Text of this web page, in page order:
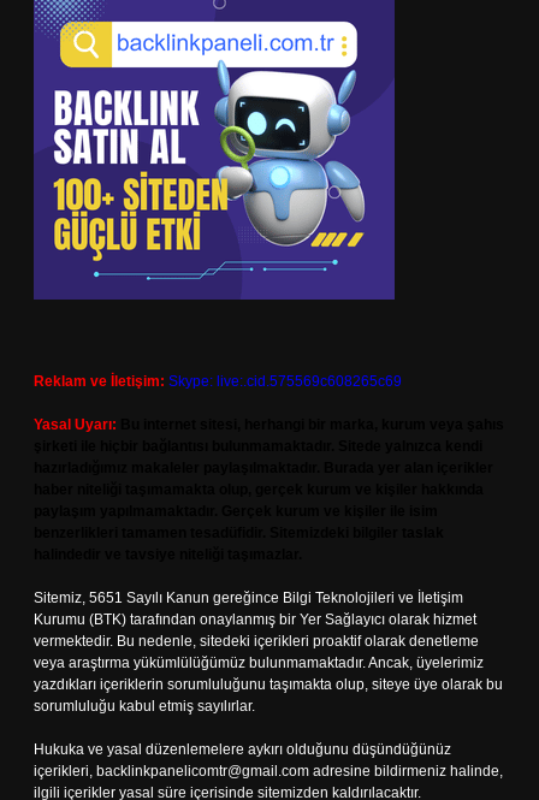
Reklam ve İletişim: Skype: live:.cid.575569c608265c69
Yasal Uyarı:
Sitemiz, 5651 Sayılı Kanun gereğince Bilgi Teknolojileri ve İletişim
Kurumu (BTK) tarafından onaylanmış bir Yer Sağlayıcı olarak hizmet
vermektedir. Bu nedenle, sitedeki içerikleri proaktif olarak denetleme
veya araştırma yükümlülüğümüz bulunmamaktadır. Ancak, üyelerimiz
yazdıkları içeriklerin sorumluluğunu taşımakta olup, siteye üye olarak bu
sorumluluğu kabul etmiş sayılırlar.
Hukuka ve yasal düzenlemelere aykırı olduğunu düşündüğünüz
içerikleri, backlinkpanelicomtr@gmail.com adresine bildirmeniz halinde,
ilgili içerikler yasal süre içerisinde sitemizden kaldırılacaktır.